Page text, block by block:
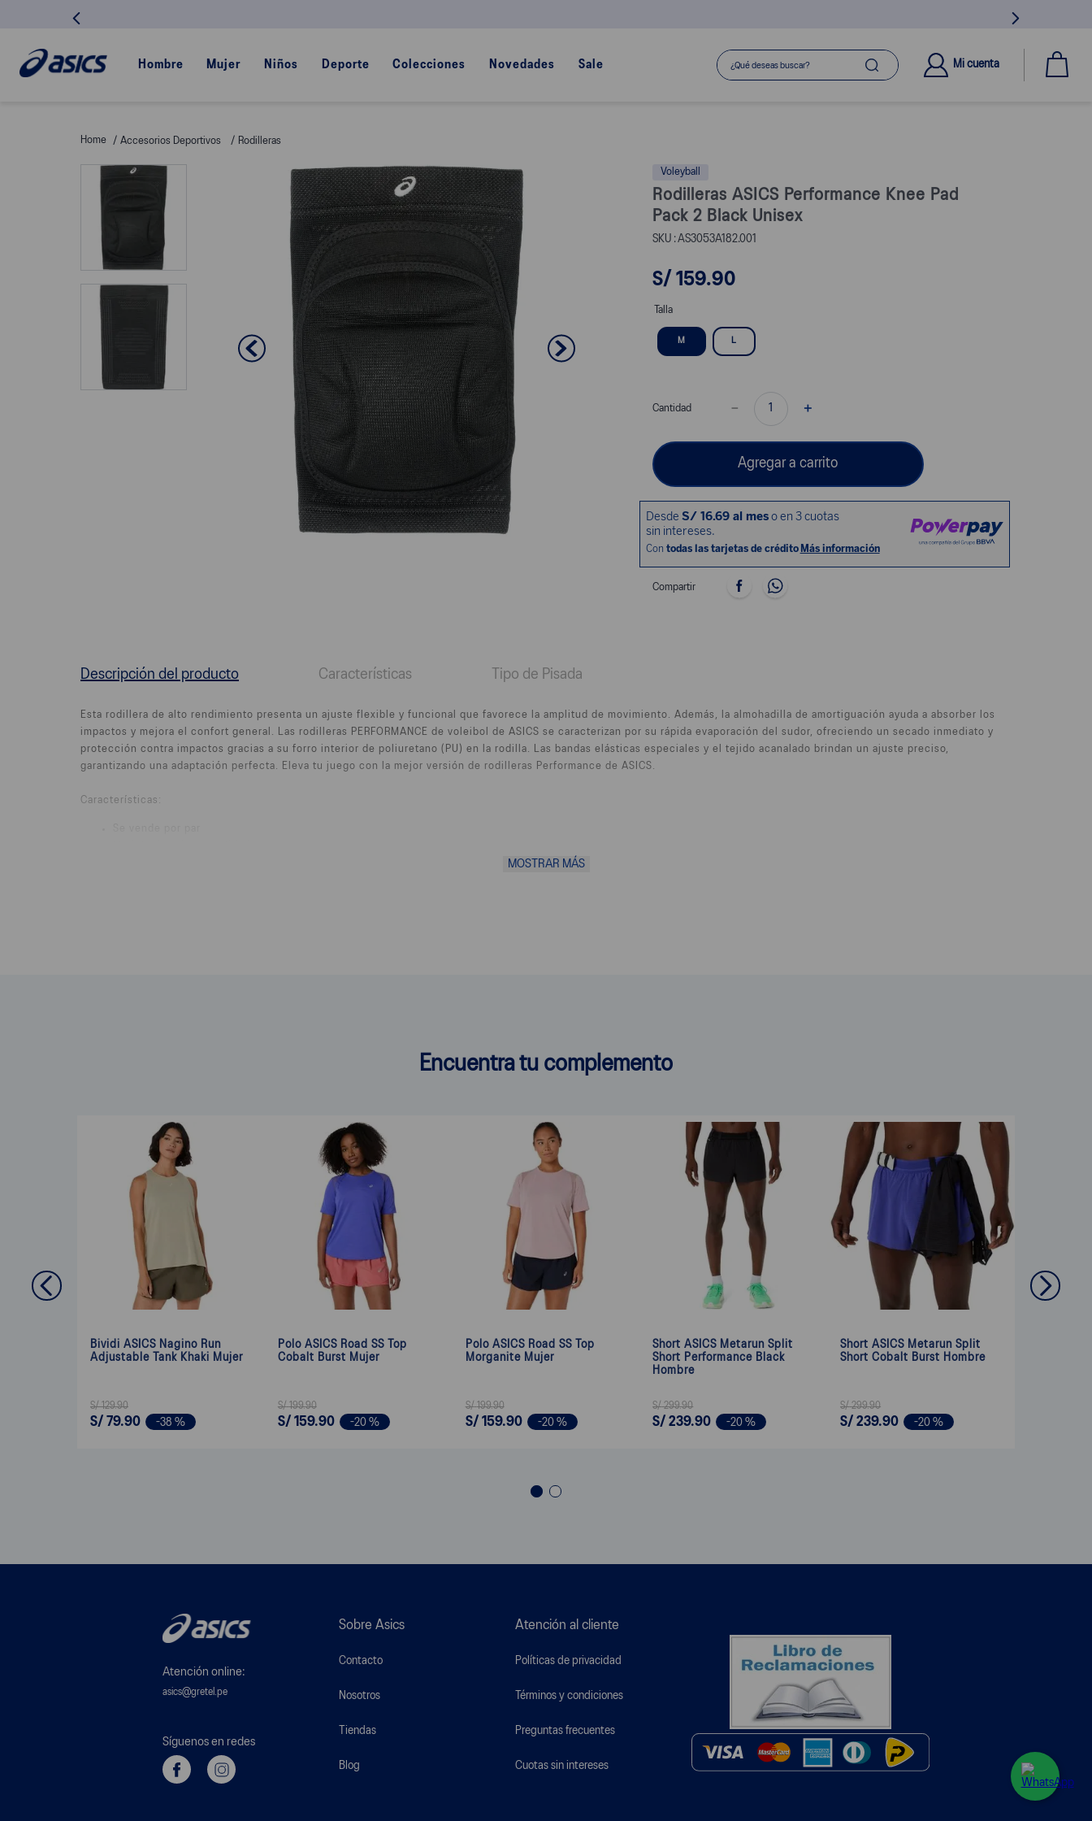
Hombre Mujer Niños Deporte Colecciones Novedades Sale
¿Qué deseas buscar?
Mi cuenta
Accesorios Deportivos Rodilleras
Voleyball
Rodilleras ASICS Performance Knee Pad
Pack 2 Black Unisex
AS3053A182.001
S/ 159.90
Talla
M L
Cantidad ＋
－
Agregar a carrito
Compartir
Descripción del producto Características Tipo de Pisada
Esta rodillera de alto rendimiento presenta un ajuste flexible y funcional que favorece la amplitud de movimiento. Además, la almohadilla de amortiguación ayuda a absorber los
impactos y mejora el confort general. Las rodilleras PERFORMANCE de voleibol de ASICS se caracterizan por su rápida evaporación del sudor, ofreciendo un secado inmediato y
protección contra impactos gracias a su forro interior de poliuretano (PU) en la rodilla. Las bandas elásticas especiales y el tejido acanalado brindan un ajuste preciso,
garantizando una adaptación perfecta. Eleva tu juego con la mejor versión de rodilleras Performance de ASICS.
Características:
MOSTRAR MÁS
Encuentra tu complemento
Bividi ASICS Nagino Run
Adjustable Tank Khaki Mujer
S/ 129.90
S/ 79.90 -38 %
Polo ASICS Road SS Top
Cobalt Burst Mujer
S/ 199.90
S/ 159.90 -20 %
Polo ASICS Road SS Top
Morganite Mujer
S/ 199.90
S/ 159.90 -20 %
Short ASICS Metarun Split
Short Performance Black
Hombre
S/ 299.90
S/ 239.90 -20 %
Short ASICS Metarun Split
Short Cobalt Burst Hombre
S/ 299.90
S/ 239.90 -20 %
Atención online:
asics@gretel.pe
Síguenos en redes
Sobre Asics
Contacto
Nosotros
Tiendas
Blog
Atención al cliente
Políticas de privacidad
Términos y condiciones
Preguntas frecuentes
Cuotas sin intereses